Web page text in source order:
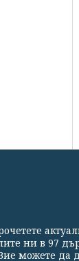
Екип
ни в 97
можете